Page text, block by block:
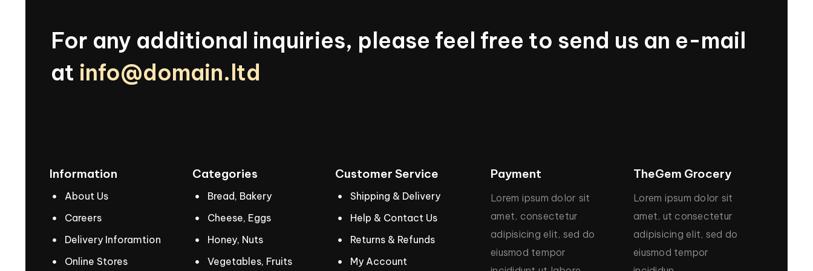
For any additional inquiries, please feel free to send us an e-mail
at info@domain.ltd
Information
About Us
Careers
Delivery Inforamtion
Online Stores
Categories
Bread, Bakery
Cheese, Eggs
Honey, Nuts
Vegetables, Fruits
Customer Service
Shipping & Delivery
Help & Contact Us
Returns & Refunds
My Account
Payment
Lorem ipsum dolor sit
amet, consectetur
adipisicing elit, sed do
eiusmod tempor
TheGem Grocery
Lorem ipsum dolor sit
amet, ut consectetur
adipisicing elit, sed do
eiusmod tempor